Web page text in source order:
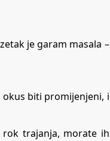
je garam masala –
biti promijenjeni, i
trajanja, morate ih